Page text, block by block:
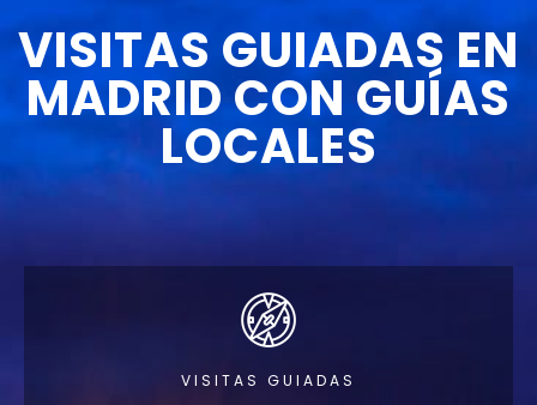
VISITAS GUIADAS EN
MADRID CON GUÍAS
LOCALES
VISITAS GUIADAS